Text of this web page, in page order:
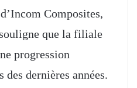
Composites,
que la filiale
progression
des dernières années.